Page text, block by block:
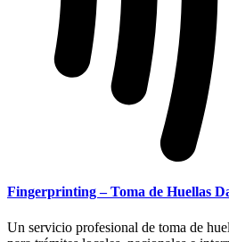
Fingerprinting – Toma de Huellas
Un servicio profesional de toma de